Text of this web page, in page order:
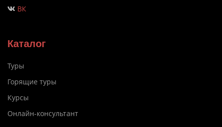
ВК
Каталог
Туры
Горящие туры
Курсы
Онлайн-консультант